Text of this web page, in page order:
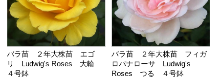
バラ苗 ２年大株苗 エゴ
リ Ludwig's Roses 大輪
４号鉢
バラ苗 ２年大株苗 フィガ
ロパナローサ Ludwig's
Roses つる ４号鉢